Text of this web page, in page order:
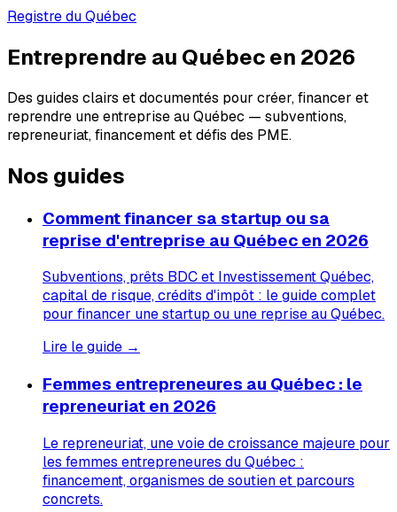
Registre du Québec
Entreprendre au Québec en 2026
Des guides clairs et documentés pour créer, financer et
reprendre une entreprise au Québec — subventions,
repreneuriat, financement et défis des PME.
Nos guides
Comment financer sa startup ou sa
reprise d'entreprise au Québec en 2026
Subventions, prêts BDC et Investissement Québec,
capital de risque, crédits d'impôt : le guide complet
pour financer une startup ou une reprise au Québec.
Lire le guide →
Femmes entrepreneures au Québec : le
repreneuriat en 2026
Le repreneuriat, une voie de croissance majeure pour
les femmes entrepreneures du Québec :
financement, organismes de soutien et parcours
concrets.